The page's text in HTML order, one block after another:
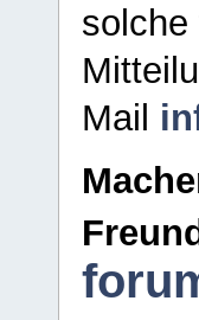
solche
Mail